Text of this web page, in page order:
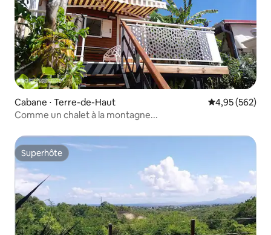
Cabane ⋅ Terre-de-Haut Évaluation
4,95 (562)
Comme un chalet à la montagne...
Superhôte
Superhôte